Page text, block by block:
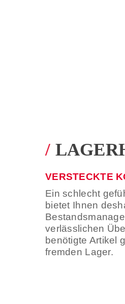
/
VERSTECKTE
Ein schlecht
bietet Ihnen
verlässlichen
benötigte Artikel
fremden Lager.